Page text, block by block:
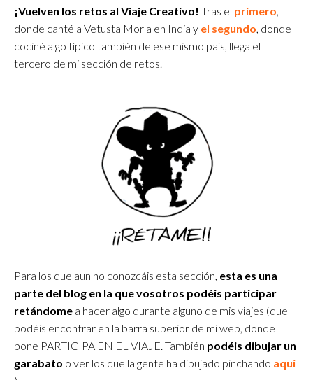
¡Vuelven los retos al Viaje Creativo! Tras el primero
donde canté a Vetusta Morla en India y el segundo , donde
cociné algo típico también de ese mismo país, llega el
tercero de mi sección de retos.
Para los que aun no conozcáis esta sección, esta es una
parte del blog en la que vosotros podéis participar
retándome a hacer algo durante alguno de mis viajes (que
podéis encontrar en la barra superior de mi web, donde
pone PARTICIPA EN EL VIAJE. También podéis dibujar un
garabato o ver los que la gente ha dibujado pinchando aquí